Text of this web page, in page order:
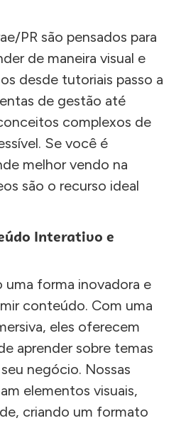
PR são pensados para
de maneira visual e
desde tutoriais passo a
de gestão até
complexos de
Se você é
melhor vendo na
são o recurso ideal
Interativo e
uma forma inovadora e
conteúdo. Com uma
eles oferecem
aprender sobre temas
negócio. Nossas
elementos visuais,
criando um formato